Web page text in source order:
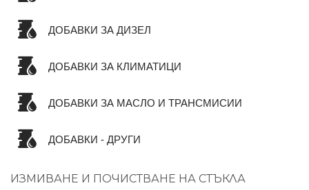
ДОБАВКИ ЗА ДИЗЕЛ
ДОБАВКИ ЗА КЛИМАТИЦИ
ДОБАВКИ ЗА МАСЛО И ТРАНСМИСИИ
ДОБАВКИ - ДРУГИ
ИЗМИВАНЕ И ПОЧИСТВАНЕ НА СТЪКЛА